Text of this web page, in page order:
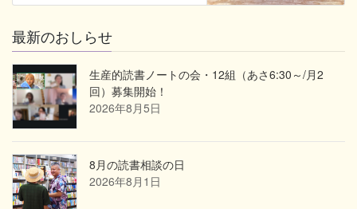
最新のおしらせ
生産的読書ノートの会・12組（あさ6:30～/月2
回）募集開始！
2026年8月5日
8月の読書相談の日
2026年8月1日